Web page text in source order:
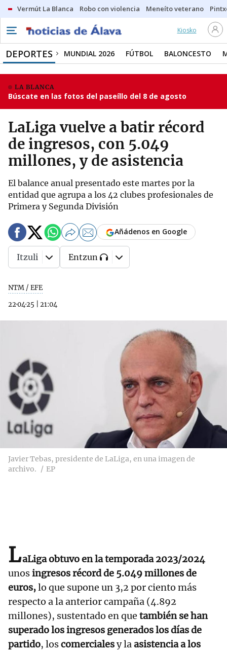
Vermút La Blanca Robo con violencia Meneíto veterano
Kiosko
DEPORTES MUNDIAL 2026 FÚTBOL BALONCESTO
LA BLANCA
Búscate en las fotos del paseíllo del 8 de agosto
LaLiga vuelve a batir récord
de ingresos, con 5.049
millones, y de asistencia
El balance anual presentado este martes por la
entidad que agrupa a los 42 clubes profesionales de
Primera y Segunda División
NTM / EFE
22·04·25
21:04
Añádenos en Google
Itzuli Entzun
Javier Tebas, presidente de LaLiga, en una imagen de
archivo.
EP
LaLiga obtuvo en la temporada 2023/2024
unosingresos récord de 5.049 millones de
euros,lo que supone un 3,2 por ciento más
respecto a la anterior campaña (4.892
millones), sustentado en que también se han
superado los ingresos generados los días de
partido, loscomercialesy laasistencia a los